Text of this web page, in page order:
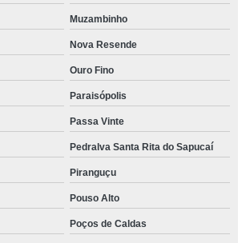
Muzambinho
Nova Resende
Ouro Fino
Paraisópolis
Passa Vinte
Pedralva Santa Rita do Sapucaí
Piranguçu
Pouso Alto
Poços de Caldas